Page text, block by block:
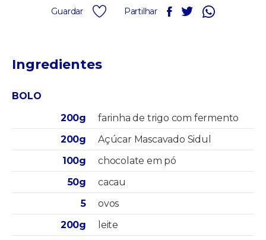
Guardar Partilhar
Ingredientes
BOLO
200g
farinha de trigo com fermento
200g
Açúcar Mascavado Sidul
100g
chocolate em pó
50g
cacau
5
ovos
200g
leite